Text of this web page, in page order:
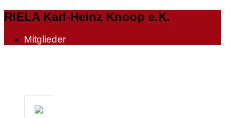
RIELA Karl-Heinz Knoop e.K.
Mitglieder